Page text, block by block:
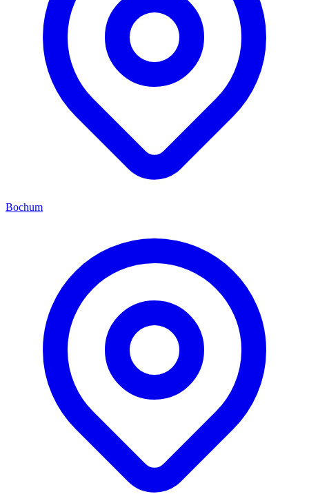
Bochum